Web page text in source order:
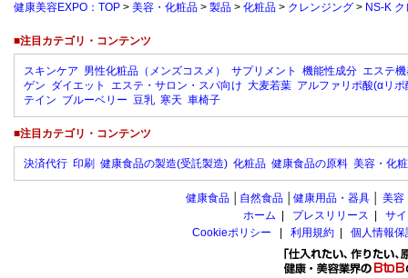
健康美容EXPO：TOP > 美容・化粧品 > 製品 > 化粧品 > クレンジング > NS-K
■注目カテゴリ・コンテンツ
スキンケア 男性化粧品（メンズコスメ） サプリメント 機能性成分 エステ
ゲン ダイエット エステ・サロン・スパ向け 大麦若葉 アルファリポ酸(αリポ
テイン ブルーベリー 豆乳 寒天 車椅子
■注目カテゴリ・コンテンツ
決済代行 印刷 健康食品の製造(受託製造) 化粧品 健康食品の原料 美容・化
健康食品 自然食品 健康用品・器具 美容
ホーム
プレスリリース
サ
Cookieポリシー
利用規約 個人情報